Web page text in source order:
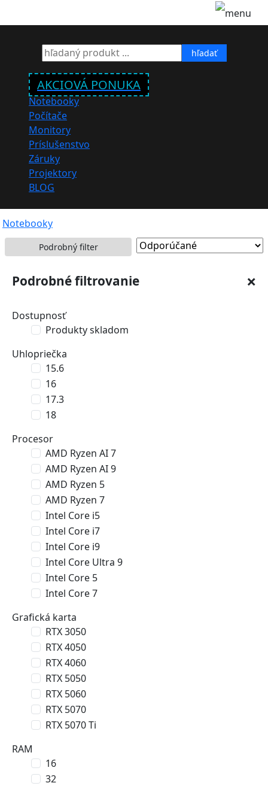
hľadať
AKCIOVÁ PONUKA
Notebooky
Počítače
Monitory
Príslušenstvo
Záruky
Projektory
BLOG
Notebooky
Podrobný filter
Podrobné filtrovanie ×
Dostupnosť
Produkty skladom
Uhlopriečka
15.6
16
17.3
18
Procesor
AMD Ryzen AI 7
AMD Ryzen AI 9
AMD Ryzen 5
AMD Ryzen 7
Intel Core i5
Intel Core i7
Intel Core i9
Intel Core Ultra 9
Intel Core 5
Intel Core 7
Grafická karta
RTX 3050
RTX 4050
RTX 4060
RTX 5050
RTX 5060
RTX 5070
RTX 5070 Ti
RAM
16
32